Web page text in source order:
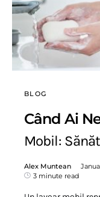
BLOG
Când Ai
Mobil:
Alex Muntean
3 minute read